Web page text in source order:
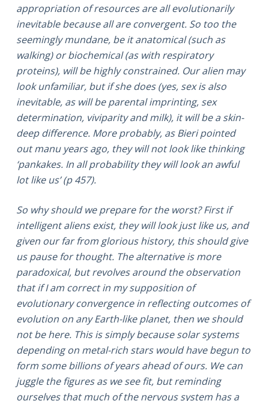
appropriation of resources are all evolutionarily
inevitable because all are convergent. So too the
seemingly mundane, be it anatomical (such as
walking) or biochemical (as with respiratory
proteins), will be highly constrained. Our alien may
look unfamiliar, but if she does (yes, sex is also
inevitable, as will be parental imprinting, sex
determination, viviparity and milk), it will be a skin-
deep difference. More probably, as Bieri pointed
out manu years ago, they will not look like thinking
‘pankakes. In all probability they will look an awful
lot like us’ (p 457).
So why should we prepare for the worst? First if
intelligent aliens exist, they will look just like us, and
given our far from glorious history, this should give
us pause for thought. The alternative is more
paradoxical, but revolves around the observation
that if I am correct in my supposition of
evolutionary convergence in reflecting outcomes of
evolution on any Earth-like planet, then we should
not be here. This is simply because solar systems
depending on metal-rich stars would have begun to
form some billions of years ahead of ours. We can
juggle the figures as we see fit, but reminding
ourselves that much of the nervous system has a